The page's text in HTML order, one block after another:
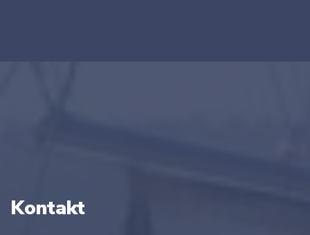
Kontakt